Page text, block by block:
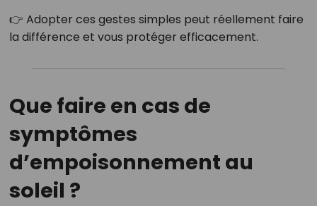
👉 Adopter ces gestes simples peut réellement faire
la différence et vous protéger efficacement.
Que faire en cas de
symptômes
d’empoisonnement au
soleil ?